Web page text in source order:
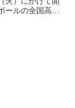
ールの全国高校